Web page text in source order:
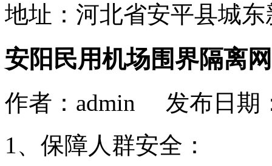
地址：河北省安平县城
安阳民用机场围界隔离
作者：admin 发布日期
1、保障人群安全：